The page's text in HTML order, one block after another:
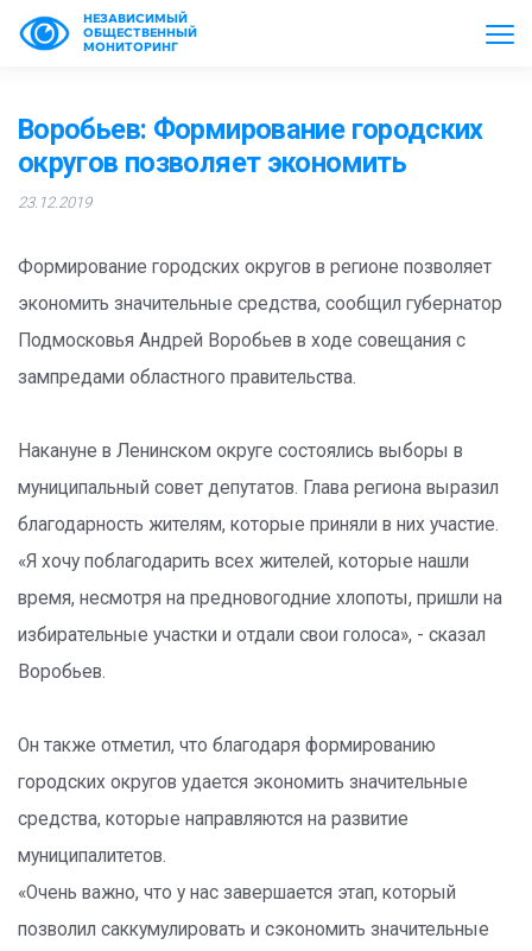
НЕЗАВИСИМЫЙ
ОБЩЕСТВЕННЫЙ
МОНИТОРИНГ
Воробьев: Формирование городских
округов позволяет экономить
23.12.2019
Формирование городских округов в регионе позволяет
экономить значительные средства, сообщил губернатор
Подмосковья Андрей Воробьев в ходе совещания с
зампредами областного правительства.
Накануне в Ленинском округе состоялись выборы в
муниципальный совет депутатов. Глава региона выразил
благодарность жителям, которые приняли в них участие.
«Я хочу поблагодарить всех жителей, которые нашли
время, несмотря на предновогодние хлопоты, пришли на
избирательные участки и отдали свои голоса», - сказал
Воробьев.
Он также отметил, что благодаря формированию
городских округов удается экономить значительные
средства, которые направляются на развитие
муниципалитетов.
«Очень важно, что у нас завершается этап, который
позволил саккумулировать и сэкономить значительные